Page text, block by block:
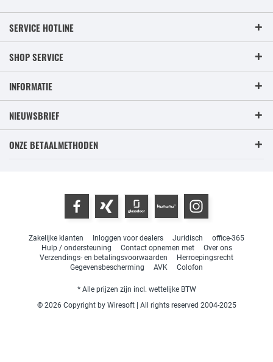
SERVICE HOTLINE
SHOP SERVICE
INFORMATIE
NIEUWSBRIEF
ONZE BETAALMETHODEN
Zakelijke klanten Inloggen voor dealers Juridisch
office-365
Hulp / ondersteuning
Contact opnemen met
Over ons
Verzendings- en betalingsvoorwaarden
Herroepingsrecht
Gegevensbescherming
AVK Colofon
* Alle prijzen zijn incl. wettelijke BTW
© 2026 Copyright by Wiresoft | All rights reserved 2004-2025